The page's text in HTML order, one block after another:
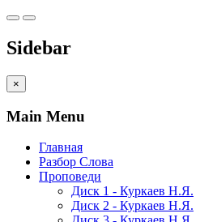
Sidebar
×
Main Menu
Главная
Разбор Слова
Проповеди
Диск 1 - Куркаев Н.Я.
Диск 2 - Куркаев Н.Я.